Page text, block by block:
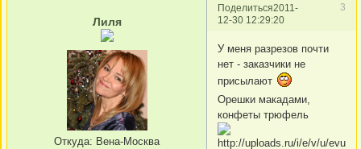
Поделиться 3
2011-
12-30 12:29:20
Лиля
Откуда: Вена-Москва
У меня разрезов почти
нет - заказчики не
присылают
Орешки макадами,
конфеты трюфель